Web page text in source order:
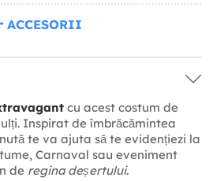
ACCESORII
cu acest costum de
Inspirat de îmbrăcămintea
te va ajuta să te evidențiezi la
Carnaval sau eveniment
de regina deșertului.